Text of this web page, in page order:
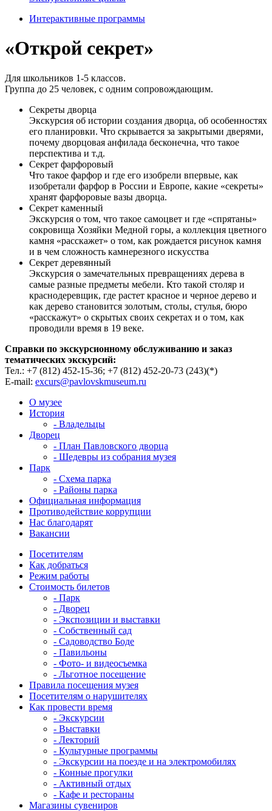
Интерактивные программы
«Открой секрет»
Для школьников 1-5 классов.
Группа до 25 человек, с одним сопровождающим.
Секреты дворца
Экскурсия об истории создания дворца, об особенностях
его планировки. Что скрывается за закрытыми дверями,
почему дворцовая анфилада бесконечна, что такое
перспектива и т.д.
Секрет фарфоровый
Что такое фарфор и где его изобрели впервые, как
изобретали фарфор в России и Европе, какие «секреты»
хранят фарфоровые вазы дворца.
Секрет каменный
Экскурсия о том, что такое самоцвет и где «спрятаны»
сокровища Хозяйки Медной горы, а коллекция цветного
камня «расскажет» о том, как рождается рисунок камня
и в чем сложность камнерезного искусства
Секрет деревянный
Экскурсия о замечательных превращениях дерева в
самые разные предметы мебели. Кто такой столяр и
краснодеревщик, где растет красное и черное дерево и
как дерево становится золотым, столы, стулья, бюро
«расскажут» о скрытых своих секретах и о том, как
проводили время в 19 веке.
Справки по экскурсионному обслуживанию и заказ
тематических экскурсий:
Тел.: +7 (812) 452-15-36; +7 (812) 452-20-73 (243)(*)
E-mail: excurs@pavlovskmuseum.ru
О музее
История
- Владельцы
Дворец
- План Павловского дворца
- Шедевры из собрания музея
Парк
- Схема парка
- Районы парка
Официальная информация
Противодействие коррупции
Нас благодарят
Вакансии
Посетителям
Как добраться
Режим работы
Стоимость билетов
- Парк
- Дворец
- Экспозиции и выставки
- Собственный сад
- Садоводство Боде
- Павильоны
- Фото- и видеосъемка
- Льготное посещение
Правила посещения музея
Посетителям о нарушителях
Как провести время
- Экскурсии
- Выставки
- Лекторий
- Культурные программы
- Экскурсии на поезде и на электромобилях
- Конные прогулки
- Активный отдых
- Кафе и рестораны
Магазины сувениров